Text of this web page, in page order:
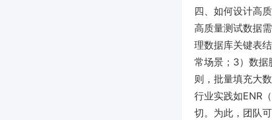
四、如何设计高
高质量测试数据
理数据库关键表
常场景；3）数据
则，批量填充大
行业实践如ENR
切。为此，团队